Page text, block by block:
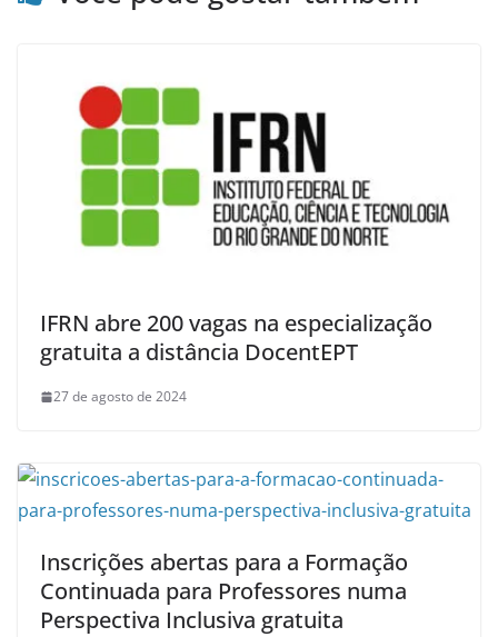
IFRN abre 200 vagas na especialização
gratuita a distância DocentEPT
27 de agosto de 2024
Inscrições abertas para a Formação
Continuada para Professores numa
Perspectiva Inclusiva gratuita